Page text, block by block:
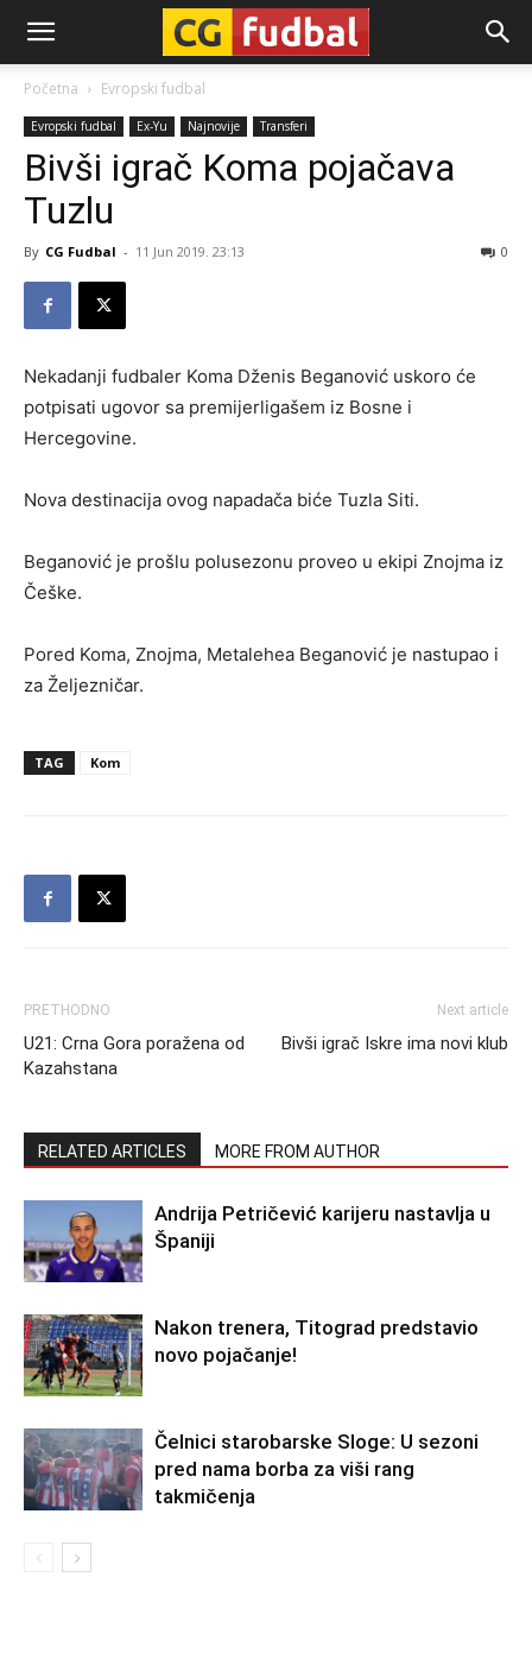
CG-
Fudbal
Početna Evropski fudbal
Evropski fudbal Ex-Yu Najnovije Transferi
Bivši igrač Koma pojačava
Tuzlu
By CG Fudbal - 11 Jun 2019. 23:13 0
Nekadanji fudbaler Koma Dženis Beganović uskoro će
potpisati ugovor sa premijerligašem iz Bosne i
Hercegovine.
Nova destinacija ovog napadača biće Tuzla Siti.
Beganović je prošlu polusezonu proveo u ekipi Znojma iz
Češke.
Pored Koma, Znojma, Metalehea Beganović je nastupao i
za Željezničar.
TAG Kom
PRETHODNO
U21: Crna Gora poražena od
Kazahstana
Next article
Bivši igrač Iskre ima novi klub
RELATED ARTICLES MORE FROM AUTHOR
Andrija Petričević karijeru nastavlja u
Španiji
Nakon trenera, Titograd predstavio
novo pojačanje!
Čelnici starobarske Sloge: U sezoni
pred nama borba za viši rang
takmičenja